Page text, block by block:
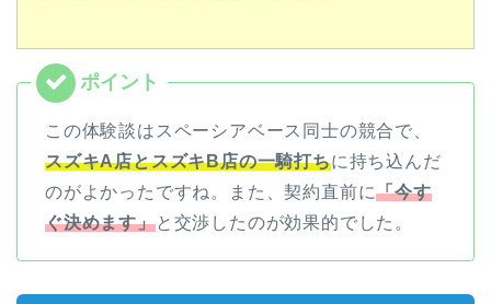
この体験談はスペーシアベース同士の競合で、
スズキA店とスズキB店の一騎打ちに持ち込んだ
のがよかったですね。また、契約直前に「今す
ぐ決めます」と交渉したのが効果的でした。